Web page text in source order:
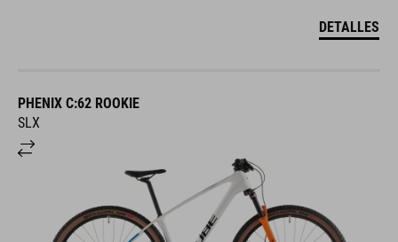
DETALLES
PHENIX C:62 ROOKIE
SLX